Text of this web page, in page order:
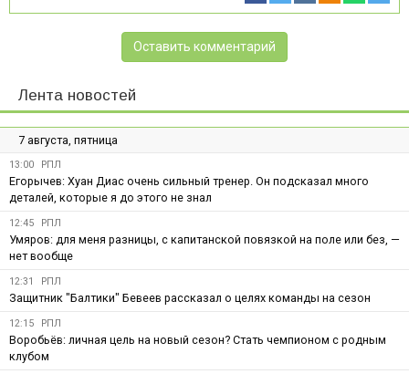
Оставить комментарий
Лента новостей
7 августа, пятница
13:00 РПЛ
Егорычев: Хуан Диас очень сильный тренер. Он подсказал много
деталей, которые я до этого не знал
12:45 РПЛ
Умяров: для меня разницы, с капитанской повязкой на поле или без, —
нет вообще
12:31 РПЛ
Защитник "Балтики" Бевеев рассказал о целях команды на сезон
12:15 РПЛ
Воробьёв: личная цель на новый сезон? Стать чемпионом с родным
клубом